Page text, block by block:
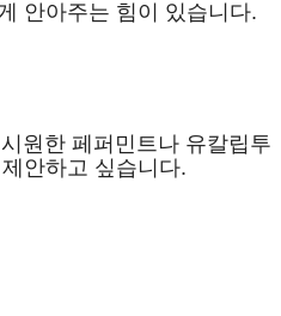
안아주는 힘이 있습니다.
원한 페퍼민트나 유칼립투
안하고 싶습니다.